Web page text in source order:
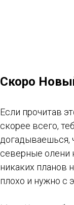
Скоро
Если прочитав
скорее всего,
догадываешься,
северные олени
никаких планов
плохо и нужно с